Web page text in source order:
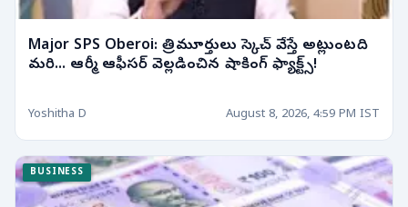
Major SPS Oberoi: త్రిమూర్తులు స్కెచ్ వేస్తే అట్లుంటది
మరి... ఆర్మీ ఆఫీసర్ వెల్లడించిన షాకింగ్ ఫ్యాక్ట్స్!
Yoshitha D August 8, 2026, 4:59 PM IST
BUSINESS